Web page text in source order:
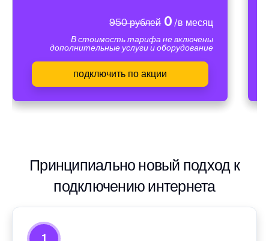
950 рублей0 /в месяц
В стоимость тарифа не включены
дополнительные услуги и оборудование
подключить по акции
Принципиально новый подход к
подключению интернета